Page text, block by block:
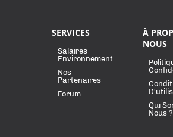
SERVICES
Salaires
Environnement
Nos
Partenaires
Forum
À
NOUS
Qui
Nous ?